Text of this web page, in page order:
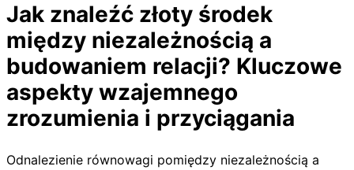
Jak znaleźć złoty środek
między niezależnością a
budowaniem relacji? Kluczowe
aspekty wzajemnego
zrozumienia i przyciągania
Odnalezienie równowagi pomiędzy niezależnością a